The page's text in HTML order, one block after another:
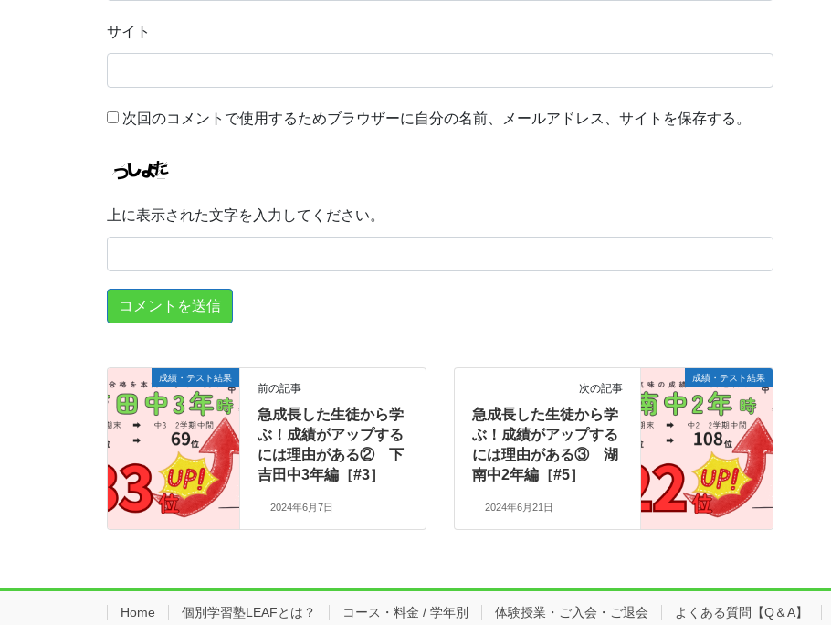
サイト
次回のコメントで使用するためブラウザーに自分の名前、メールアドレス、サイトを保存する。
上に表示された文字を入力してください。
成績・テスト結果
前の記事
急成長した生徒から学
ぶ！成績がアップする
には理由がある② 下
吉田中3年編［#3］
2024年6月7日
成績・テスト結果
次の記事
急成長した生徒から学
ぶ！成績がアップする
には理由がある③ 湖
南中2年編［#5］
2024年6月21日
Home 個別学習塾LEAFとは？ コース・料金 / 学年別 体験授業・ご入会・ご退会 よくある質問【Q＆A】